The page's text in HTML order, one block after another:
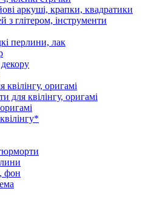
аркуші, крапки, квадратики
з глітером, інструменти
перлини, лак
квілінгу, оригамі
для квілінгу, оригамі
фон